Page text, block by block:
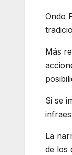
Ondo
Más
Si se
La
de los